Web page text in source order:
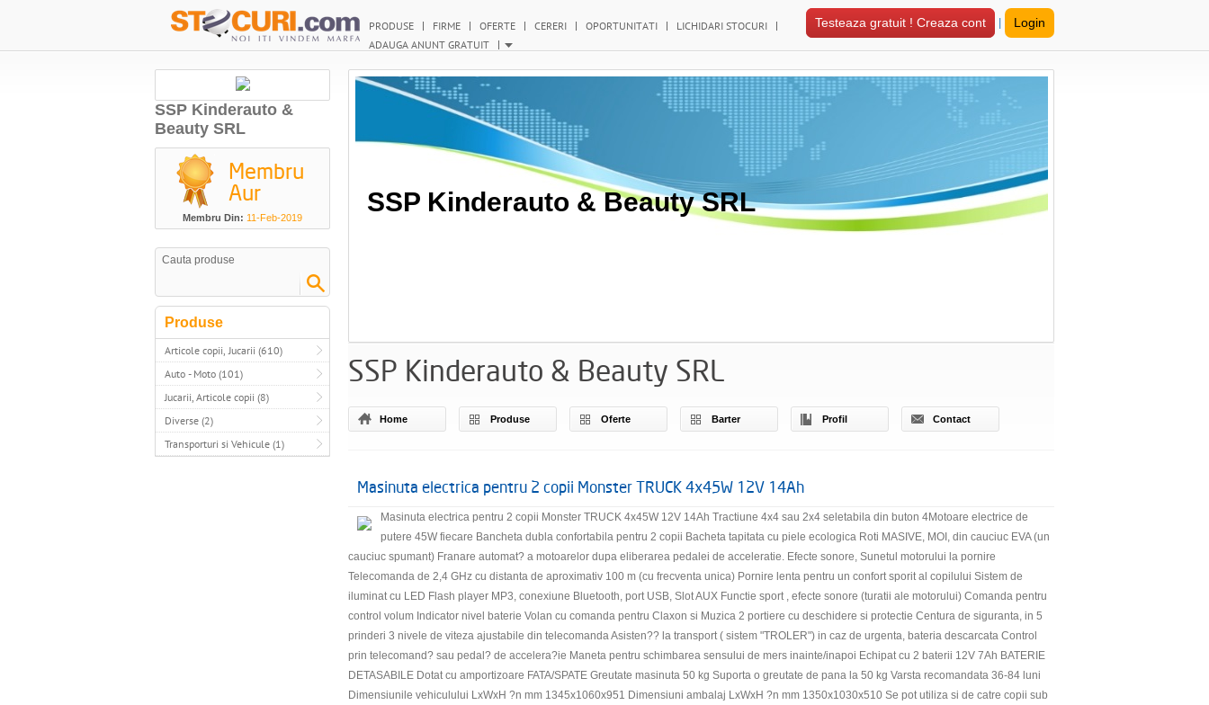
PRODUSE FIRME OFERTE CERERI OPORTUNITATI
LICHIDARI STOCURI
ADAUGA ANUNT GRATUIT
Testeaza gratuit ! Creaza cont | Login
SSP Kinderauto &
Beauty SRL
Membru
Aur
Membru Din: 11-Feb-2019
Produse
Articole copii, Jucarii (610)
Auto - Moto (101)
Jucarii, Articole copii (8)
Diverse (2)
Transporturi si Vehicule (1)
SSP Kinderauto & Beauty SRL
SSP Kinderauto & Beauty SRL
Home Produse Oferte Barter Profil Contact
Masinuta electrica pentru 2 copii Monster TRUCK 4x45W 12V 14Ah
Masinuta electrica pentru 2 copii Monster TRUCK 4x45W 12V 14Ah Tractiune 4x4 sau 2x4 seletabila din buton 4Motoare electrice de
putere 45W fiecare Bancheta dubla confortabila pentru 2 copii Bacheta tapitata cu piele ecologica Roti MASIVE, MOI, din cauciuc EVA (un
cauciuc spumant) Franare automat? a motoarelor dupa eliberarea pedalei de acceleratie. Efecte sonore, Sunetul motorului la pornire
Telecomanda de 2,4 GHz cu distanta de aproximativ 100 m (cu frecventa unica) Pornire lenta pentru un confort sporit al copilului Sistem de
iluminat cu LED Flash player MP3, conexiune Bluetooth, port USB, Slot AUX Functie sport , efecte sonore (turatii ale motorului) Comanda pentru
control volum Indicator nivel baterie Volan cu comanda pentru Claxon si Muzica 2 portiere cu deschidere si protectie Centura de siguranta, in 5
prinderi 3 nivele de viteza ajustabile din telecomanda Asisten?? la transport ( sistem "TROLER") in caz de urgenta, bateria descarcata Control
prin telecomand? sau pedal? de accelera?ie Maneta pentru schimbarea sensului de mers inainte/inapoi Echipat cu 2 baterii 12V 7Ah BATERIE
DETASABILE Dotat cu amportizoare FATA/SPATE Greutate masinuta 50 kg Suporta o greutate de pana la 50 kg Varsta recomandata 36-84 luni
Dimensiunile vehiculului LxWxH ?n mm 1345x1060x951 Dimensiuni ambalaj LxWxH ?n mm 1350x1030x510 Se pot utiliza si de catre copii sub